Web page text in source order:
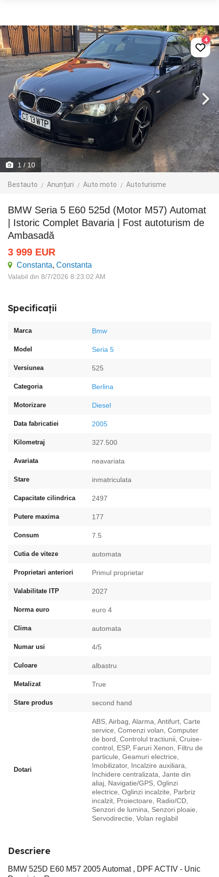
1 / 10
Bestauto Anunțuri Auto moto Autoturisme
4
BMW Seria 5 E60 525d (Motor M57) Automat
| Istoric Complet Bavaria | Fost autoturism de
Ambasadă
3 999 EUR
Constanta, Constanta
Valabil din 8/7/2026 8:23:02 AM
Specificații
Marca Bmw
Model Seria 5
Versiunea 525
Categoria Berlina
Motorizare Diesel
Data fabricatiei 2005
Kilometraj 327.500
Avariata neavariata
Stare inmatriculata
Capacitate cilindrica 2497
Putere maxima 177
Consum 7.5
Cutia de viteze automata
Proprietari anteriori Primul proprietar
Valabilitate ITP 2027
Norma euro euro 4
Clima automata
Numar usi 4/5
Culoare albastru
Metalizat True
Stare produs second hand
Dotari
ABS, Airbag, Alarma, Antifurt, Carte
service, Comenzi volan, Computer
de bord, Controlul tractiunii, Cruise-
control, ESP, Faruri Xenon, Filtru de
particule, Geamuri electrice,
Imobilizator, Incalzire auxiliara,
Inchidere centralizata, Jante din
aliaj, Navigatie/GPS, Oglinzi
electrice, Oglinzi incalzite, Parbriz
incalzit, Proiectoare, Radio/CD,
Senzori de lumina, Senzori ploaie,
Servodirectie, Volan reglabil
Descriere
BMW 525D E60 M57 2005 Automat , DPF ACTIV - Unic